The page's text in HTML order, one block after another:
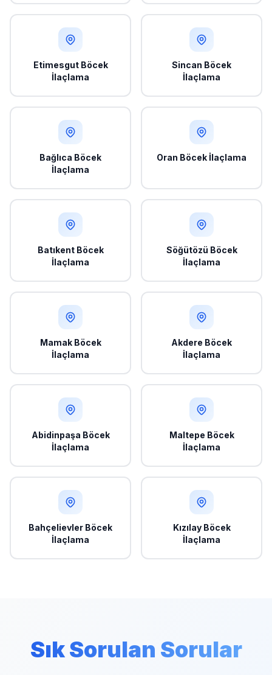
Etimesgut Böcek
İlaçlama
Sincan Böcek
İlaçlama
Bağlıca Böcek
İlaçlama
Oran Böcek İlaçlama
Batıkent Böcek
İlaçlama
Söğütözü Böcek
İlaçlama
Mamak Böcek
İlaçlama
Akdere Böcek
İlaçlama
Abidinpaşa Böcek
İlaçlama
Maltepe Böcek
İlaçlama
Bahçelievler Böcek
İlaçlama
Kızılay Böcek
İlaçlama
Sık Sorulan Sorular